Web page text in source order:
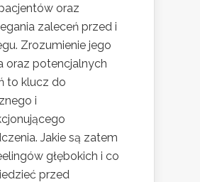
oraz
zaleceń przed i
Zrozumienie jego
oraz potencjalnych
to klucz do
i
Jakie są zatem
głębokich i co
przed